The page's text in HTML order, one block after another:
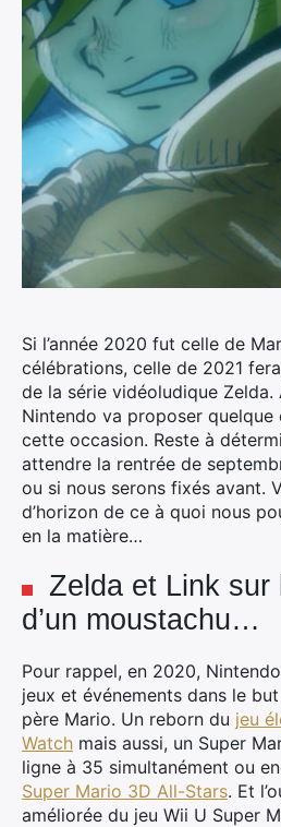
Si l’année 2020 fut celle de
célébrations, celle de 2021
de la série vidéoludique Zelda.
Nintendo va proposer quelque
cette occasion. Reste à
attendre la rentrée de
ou si nous serons fixés avant.
d’horizon de ce à quoi nous
en la matière…
Zelda et Link sur
d’un moustachu…
Pour rappel, en 2020,
jeux et événements dans le
père Mario. Un reborn du jeu
Watch mais aussi, un Super
ligne à 35 simultanément ou
Super Mario 3D All-Stars. Et
améliorée du jeu Wii U Super